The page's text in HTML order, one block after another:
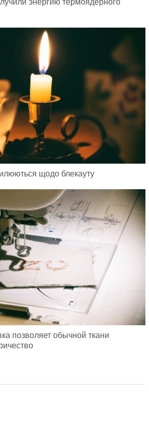
щодо блекауту
позволяет обычной ткани